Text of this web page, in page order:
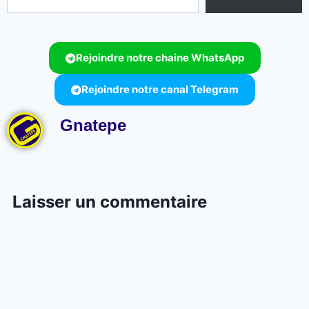
Rejoindre notre chaine WhatsApp
Rejoindre notre canal Telegram
Gnatepe
Laisser un commentaire